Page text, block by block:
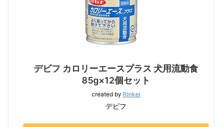
デビフ カロリーエースプラス 犬用流動食
85g×12個セット
created by Rinker
デビフ